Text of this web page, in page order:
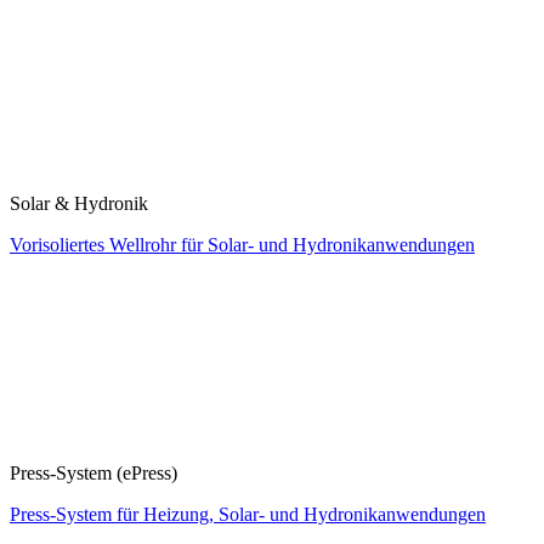
Solar & Hydronik
Vorisoliertes Wellrohr für Solar- und Hydronikanwendungen
Press-System (ePress)
Press-System für Heizung, Solar- und Hydronikanwendungen